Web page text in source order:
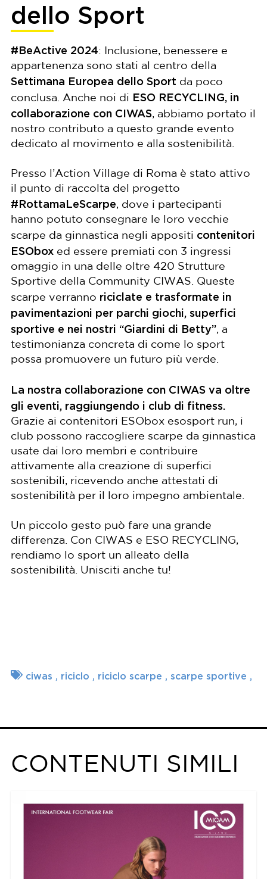
dello Sport
#BeActive 2024: Inclusione, benessere e
appartenenza sono stati al centro della
Settimana Europea dello Sport da poco
conclusa. Anche noi di ESO RECYCLING, in
collaborazione con CIWAS, abbiamo portato il
nostro contributo a questo grande evento
dedicato al movimento e alla sostenibilità.
Presso l’Action Village di Roma è stato attivo
il punto di raccolta del progetto
#RottamaLeScarpe, dove i partecipanti
hanno potuto consegnare le loro vecchie
scarpe da ginnastica negli appositi contenitori
ESObox ed essere premiati con 3 ingressi
omaggio in una delle oltre 420 Strutture
Sportive della Community CIWAS. Queste
scarpe verranno riciclate e trasformate in
pavimentazioni per parchi giochi, superfici
sportive e nei nostri “Giardini di Betty”, a
testimonianza concreta di come lo sport
possa promuovere un futuro più verde.
La nostra collaborazione con CIWAS va oltre
gli eventi, raggiungendo i club di fitness.
Grazie ai contenitori ESObox esosport run, i
club possono raccogliere scarpe da ginnastica
usate dai loro membri e contribuire
attivamente alla creazione di superfici
sostenibili, ricevendo anche attestati di
sostenibilità per il loro impegno ambientale.
Un piccolo gesto può fare una grande
differenza. Con CIWAS e ESO RECYCLING,
rendiamo lo sport un alleato della
sostenibilità. Unisciti anche tu!
ciwas riciclo riciclo scarpe scarpe sportive
CONTENUTI SIMILI